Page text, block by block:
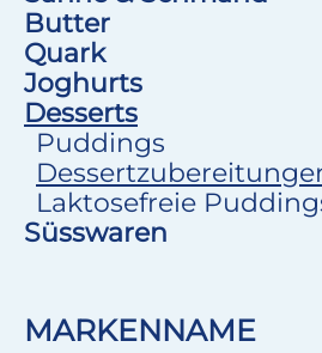
Butter
Quark
Joghurts
Desserts
Puddings
Laktosefreie
Süsswaren
MARKENNAME